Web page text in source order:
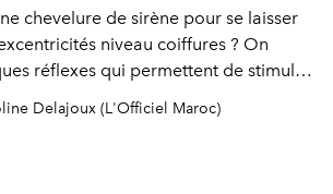
chevelure de sirène pour se laisser
niveau coiffures ? On
réflexes qui permettent de stimuler
Delajoux (L'Officiel Maroc)